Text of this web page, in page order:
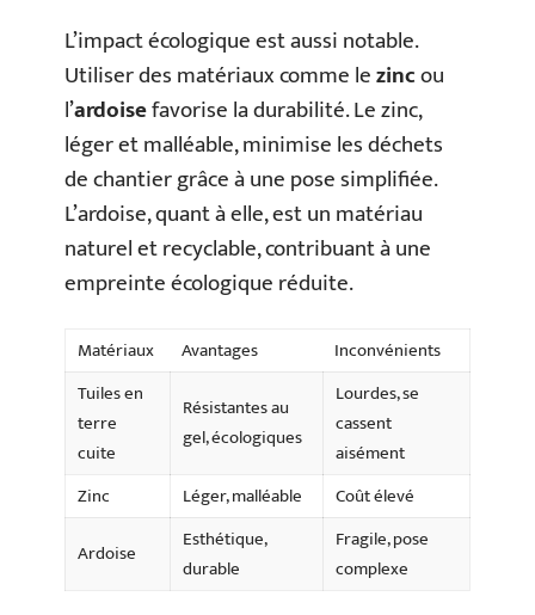
L’impact écologique est aussi notable.
Utiliser des matériaux comme lezincou
l’ardoisefavorise la durabilité. Le zinc,
léger et malléable, minimise les déchets
de chantier grâce à une pose simplifiée.
L’ardoise, quant à elle, est un matériau
naturel et recyclable, contribuant à une
empreinte écologique réduite.
Matériaux Avantages
Inconvénients
Tuiles en
terre
cuite
Résistantes au
gel, écologiques
Lourdes, se
cassent
aisément
Zinc
Léger, malléable
Coût élevé
Ardoise
Esthétique,
durable
Fragile, pose
complexe